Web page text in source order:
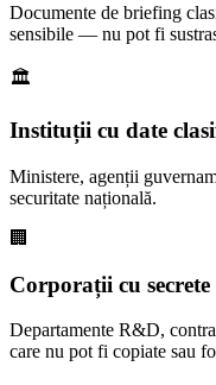
Documente de briefing
sensibile — nu pot fi
🏛
Instituții cu date
Ministere, agenții
securitate națională.
🏢
Corporații cu secrete
Departamente R&D,
care nu pot fi copiate sau